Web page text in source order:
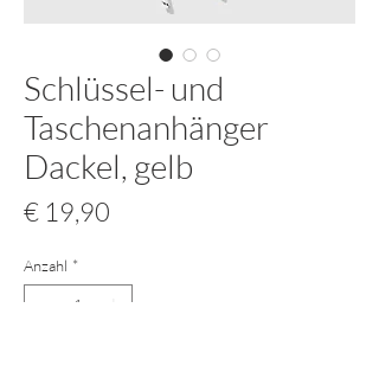
Schlüssel- und
Taschenanhänger
Dackel, gelb
€ 19,90
Anzahl *